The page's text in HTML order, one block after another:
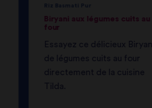
Biryani aux légumes cuits au
four
Essayez ce délicieux Biryani
de légumes cuits au four
directement de la cuisine
Tilda.